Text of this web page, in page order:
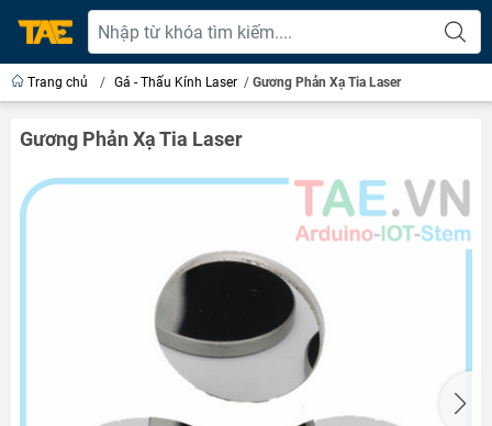
Trang chủ / Gá - Thấu Kính Laser / Gương Phản Xạ Tia Laser
Gương Phản Xạ Tia Laser